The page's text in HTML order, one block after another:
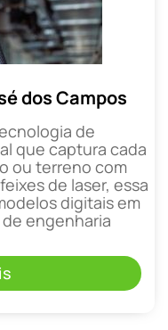
dos Campos
de
que captura cada
ou terreno com
de laser, essa
digitais em
engenharia